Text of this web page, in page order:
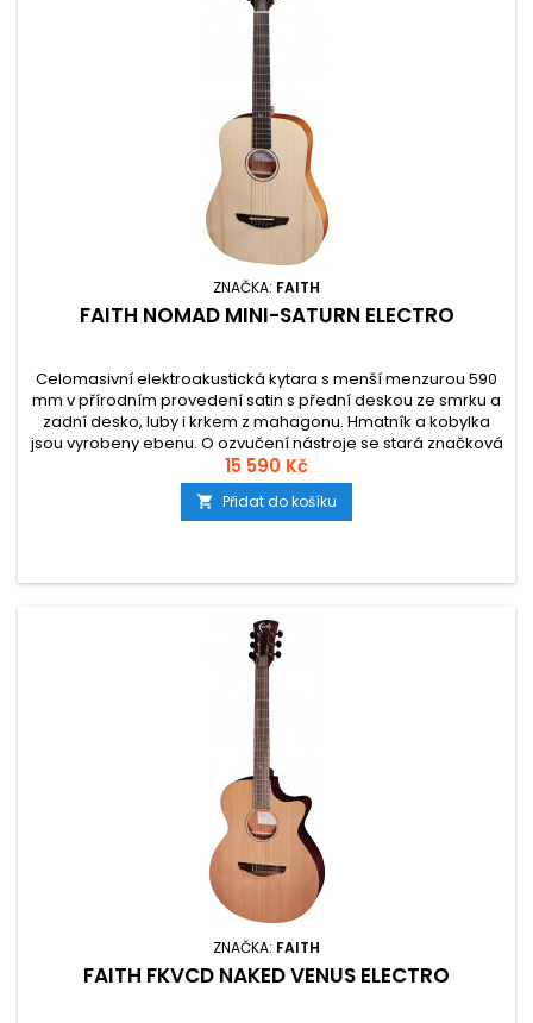
ZNAČKA: FAITH
FAITH NOMAD MINI-SATURN ELECTRO
Celomasivní elektroakustická kytara s menší menzurou 590
mm v přírodním provedení satin s přední deskou ze smrku a
zadní desko, luby i krkem z mahagonu. Hmatník a kobylka
jsou vyrobeny ebenu. O ozvučení nástroje se stará značková
elektronika Fishman Isys-T s integrovanou ladičkou.
15 590 Kč
 Přidat do košíku
ZNAČKA: FAITH
FAITH FKVCD NAKED VENUS ELECTRO